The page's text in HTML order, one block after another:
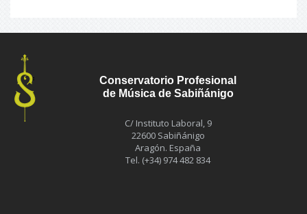
Conservatorio Profesional
de Música de Sabiñánigo
C/ Instituto Laboral, 9
22600 Sabiñánigo
Aragón. España
Tel. (+34) 974 482 834